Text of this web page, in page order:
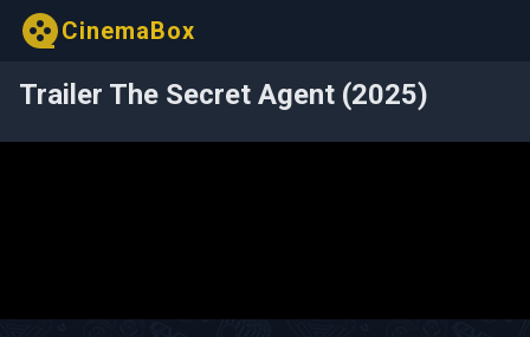
CinemaBox
Trailer The Secret Agent (2025)